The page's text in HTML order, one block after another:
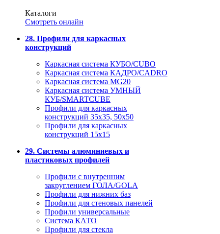
Каталоги
Смотреть онлайн
28. Профили для каркасных
конструкций
Каркасная система КУБО/CUBO
Каркасная система КАДРО/CADRO
Каркасная система MG20
Каркасная система УМНЫЙ
КУБ/SMARTCUBE
Профили для каркасных
конструкций 35x35, 50x50
Профили для каркасных
конструкций 15х15
29. Системы алюминиевых и
пластиковых профилей
Профили с внутренним
закруглением ГОЛА/GOLA
Профили для нижних баз
Профили для стеновых панелей
Профили универсальные
Система КАТО
Профили для стекла